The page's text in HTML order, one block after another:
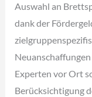
Auswahl an
dank der
Experten vor Ort
Berücksichtigung